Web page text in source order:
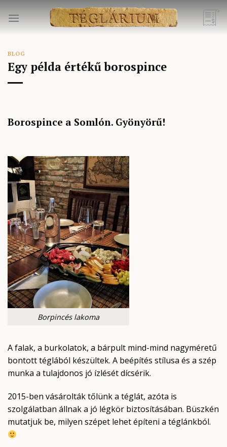
Skip
content
BLOG
Egy példa értékű borospince
Borospince a Somlón. Gyönyörű!
Borpincés lakoma
A falak, a burkolatok, a bárpult mind-mind nagyméretű
bontott téglából készültek. A beépítés stílusa és a szép
munka a tulajdonos jó ízlését dícsérik.
2015-ben vásárolták tőlünk a téglát, azóta is
szolgálatban állnak a jó légkör biztosításában. Büszkén
mutatjuk be, milyen szépet lehet építeni a téglánkból.